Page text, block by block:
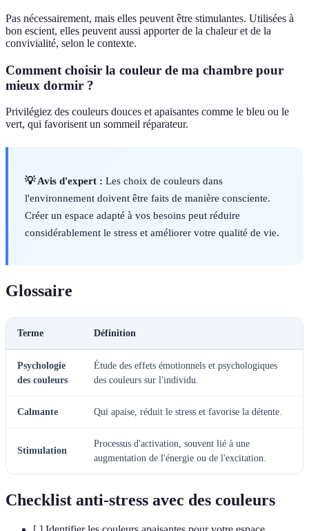
Pas nécessairement, mais elles peuvent être stimulantes. Utilisées à
bon escient, elles peuvent aussi apporter de la chaleur et de la
convivialité, selon le contexte.
Comment choisir la couleur de ma chambre pour
mieux dormir ?
Privilégiez des couleurs douces et apaisantes comme le bleu ou le
vert, qui favorisent un sommeil réparateur.
💡 Avis d'expert : Les choix de couleurs dans
l'environnement doivent être faits de manière consciente.
Créer un espace adapté à vos besoins peut réduire
considérablement le stress et améliorer votre qualité de vie.
Glossaire
Terme Définition
Psychologie
des couleurs
Étude des effets émotionnels et psychologiques
des couleurs sur l'individu.
Calmante Qui apaise, réduit le stress et favorise la détente.
Stimulation
Processus d'activation, souvent lié à une
augmentation de l'énergie ou de l'excitation.
Checklist anti-stress avec des couleurs